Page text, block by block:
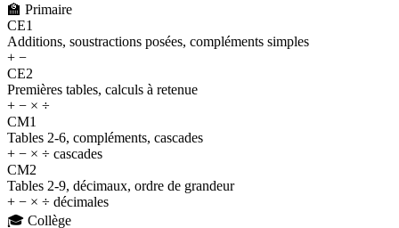
🏫 Primaire
CE1
Additions, soustractions posées, compléments simples
+ −
CE2
Premières tables, calculs à retenue
+ − × ÷
CM1
Tables 2-6, compléments, cascades
+ − × ÷ cascades
CM2
Tables 2-9, décimaux, ordre de grandeur
+ − × ÷ décimales
🎓 Collège